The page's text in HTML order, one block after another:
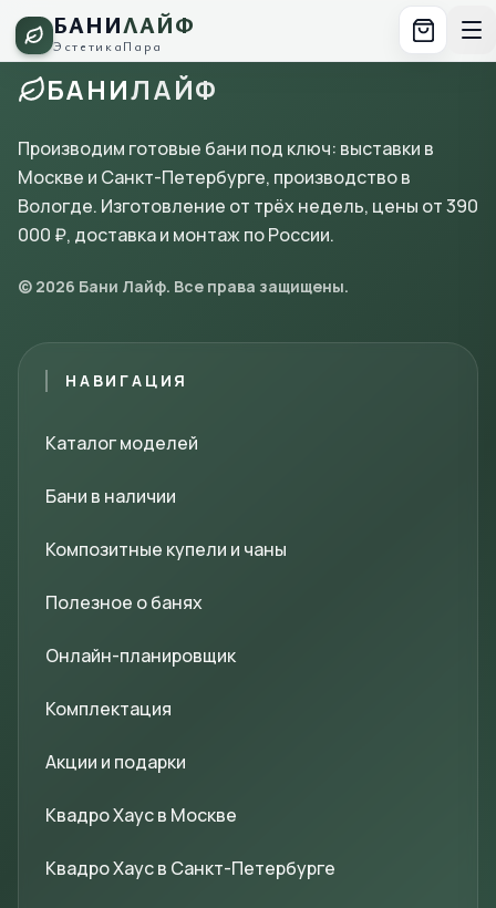
БАНИЛАЙФ
ЭстетикаПара
БАНИЛАЙФ
Производим готовые бани под ключ: выставки в
Москве и Санкт-Петербурге, производство в
Вологде. Изготовление от трёх недель, цены от 390
000 ₽, доставка и монтаж по России.
© 2026 Бани Лайф. Все права защищены.
НАВИГАЦИЯ
Каталог моделей
Бани в наличии
Композитные купели и чаны
Полезное о банях
Онлайн-планировщик
Комплектация
Акции и подарки
Квадро Хаус в Москве
Квадро Хаус в Санкт-Петербурге